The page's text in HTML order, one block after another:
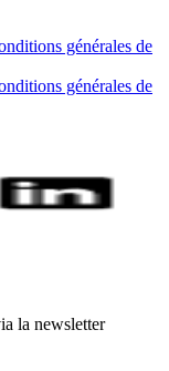
générales de
générales de
la newsletter